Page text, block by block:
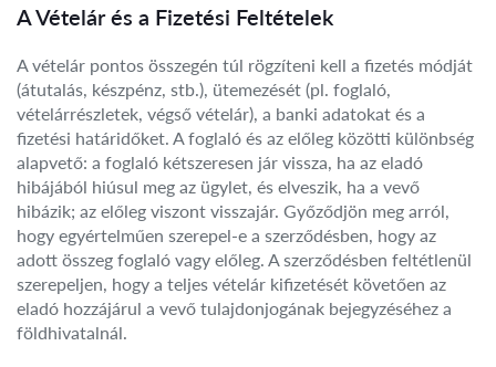
A Vételár és a Fizetési Feltételek
A vételár pontos összegén túl rögzíteni kell a fizetés módját
(átutalás, készpénz, stb.), ütemezését (pl. foglaló,
vételárrészletek, végső vételár), a banki adatokat és a
fizetési határidőket. A foglaló és az előleg közötti különbség
alapvető: a foglaló kétszeresen jár vissza, ha az eladó
hibájából hiúsul meg az ügylet, és elveszik, ha a vevő
hibázik; az előleg viszont visszajár. Győződjön meg arról,
hogy egyértelműen szerepel-e a szerződésben, hogy az
adott összeg foglaló vagy előleg. A szerződésben feltétlenül
szerepeljen, hogy a teljes vételár kifizetését követően az
eladó hozzájárul a vevő tulajdonjogának bejegyzéséhez a
földhivatalnál.